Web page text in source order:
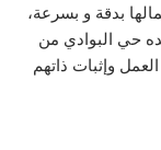
بدقة و بسرعة،
حي البوادي من
وإثبات ذاتهم